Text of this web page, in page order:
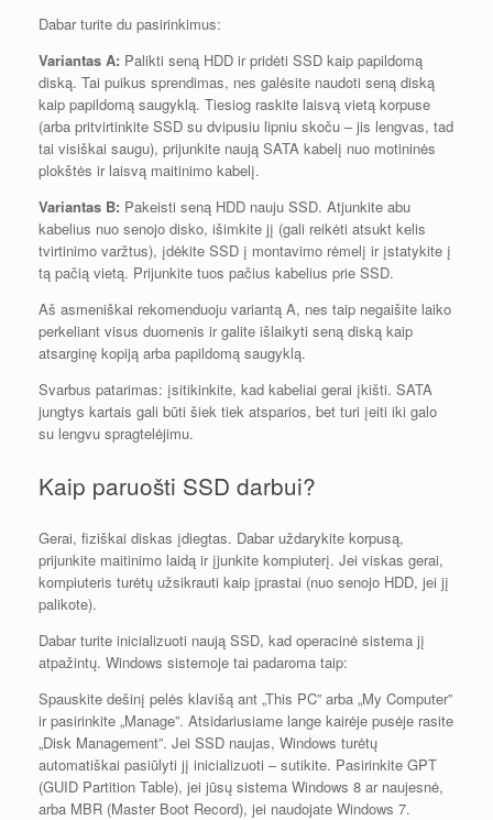
Dabar turite du pasirinkimus:
Variantas A: Palikti seną HDD ir pridėti SSD kaip papildomą
diską. Tai puikus sprendimas, nes galėsite naudoti seną diską
kaip papildomą saugyklą. Tiesiog raskite laisvą vietą korpuse
(arba pritvirtinkite SSD su dvipusiu lipniu skoču – jis lengvas, tad
tai visiškai saugu), prijunkite naują SATA kabelį nuo motininės
plokštės ir laisvą maitinimo kabelį.
Variantas B: Pakeisti seną HDD nauju SSD. Atjunkite abu
kabelius nuo senojo disko, išimkite jį (gali reikėti atsukt kelis
tvirtinimo varžtus), įdėkite SSD į montavimo rėmelį ir įstatykite į
tą pačią vietą. Prijunkite tuos pačius kabelius prie SSD.
Aš asmeniškai rekomenduoju variantą A, nes taip negaišite laiko
perkeliant visus duomenis ir galite išlaikyti seną diską kaip
atsarginę kopiją arba papildomą saugyklą.
Svarbus patarimas: įsitikinkite, kad kabeliai gerai įkišti. SATA
jungtys kartais gali būti šiek tiek atsparios, bet turi įeiti iki galo
su lengvu spragtelėjimu.
Kaip paruošti SSD darbui?
Gerai, fiziškai diskas įdiegtas. Dabar uždarykite korpusą,
prijunkite maitinimo laidą ir įjunkite kompiuterį. Jei viskas gerai,
kompiuteris turėtų užsikrauti kaip įprastai (nuo senojo HDD, jei jį
palikote).
Dabar turite inicializuoti naują SSD, kad operacinė sistema jį
atpažintų. Windows sistemoje tai padaroma taip:
Spauskite dešinį pelės klavišą ant „This PC” arba „My Computer”
ir pasirinkite „Manage”. Atsidariusiame lange kairėje pusėje rasite
„Disk Management”. Jei SSD naujas, Windows turėtų
automatiškai pasiūlyti jį inicializuoti – sutikite. Pasirinkite GPT
(GUID Partition Table), jei jūsų sistema Windows 8 ar naujesnė,
arba MBR (Master Boot Record), jei naudojate Windows 7.